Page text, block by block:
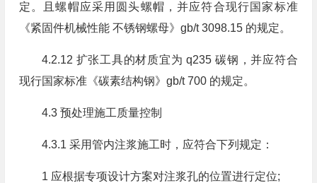
定。且螺帽应采用圆头螺帽，并应符合现行国家标准
《紧固件机械性能 不锈钢螺母》gb/t 3098.15 的规定。
4.2.12 扩张工具的材质宜为 q235 碳钢，并应符合
现行国家标准《碳素结构钢》gb/t 700 的规定。
4.3 预处理施工质量控制
4.3.1 采用管内注浆施工时，应符合下列规定：
1 应根据专项设计方案对注浆孔的位置进行定位;